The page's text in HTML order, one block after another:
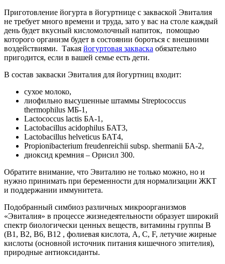
Приготовление йогурта в йогуртнице с закваской Эвиталия
не требует много времени и труда, зато у вас на столе каждый
день будет вкусный кисломолочный напиток, помощью
которого организм будет в состоянии бороться с внешними
воздействиями. Такая йогуртовая закваска обязательно
пригодится, если в вашей семье есть дети.
В состав закваски Эвиталия для йогуртниц входит:
сухое молоко,
лиофильно высушенные штаммы Streptococcus
thermophilus МБ-1,
Lactococcus lactis БА-1,
Lactobacillus acidophilus БАТ3,
Lactobacillus helveticus БАТ4,
Propionibacterium freudenreichii subsp. shermanii БА-2,
диоксид кремния – Орисил 300.
Обратите внимание, что Эвиталию не только можно, но и
нужно принимать при беременности для нормализации ЖКТ
и поддержании иммунитета.
Подобранный симбиоз различных микроорганизмов
«Эвиталия» в процессе жизнедеятельности образует широкий
спектр биологически ценных веществ, витамины группы В
(В1, В2, В6, В12 , фолиевая кислота, A, C, F, летучие жирные
кислоты (основной источник питания кишечного эпителия),
природные антиоксиданты.